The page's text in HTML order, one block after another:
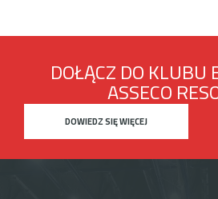
DOŁĄCZ DO KLUBU
ASSECO
DOWIEDZ SIĘ WIĘCEJ